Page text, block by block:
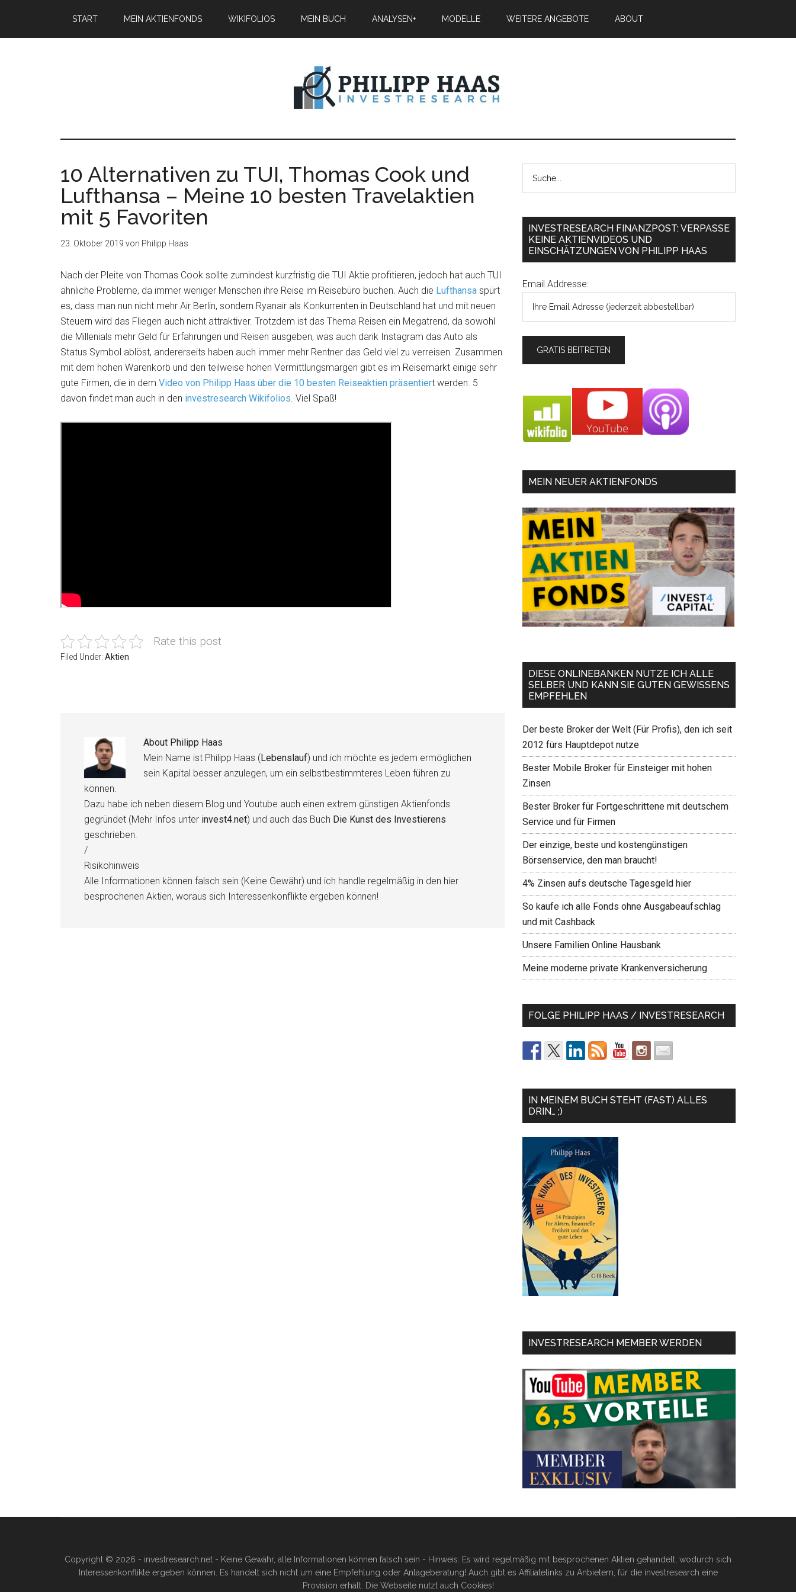
START MEIN AKTIENFONDS WIKIFOLIOS MEIN BUCH ANALYSEN+ MODELLE WEITERE ANGEBOTE ABOUT
10 Alternativen zu TUI, Thomas Cook und
Lufthansa – Meine 10 besten Travelaktien
mit 5 Favoriten
23. Oktober 2019 von Philipp Haas
Nach der Pleite von Thomas Cook sollte zumindest kurzfristig die TUI Aktie profitieren, jedoch hat auch TUI
ähnliche Probleme, da immer weniger Menschen ihre Reise im Reisebüro buchen. Auch die Lufthansa spürt
es, dass man nun nicht mehr Air Berlin, sondern Ryanair als Konkurrenten in Deutschland hat und mit neuen
Steuern wird das Fliegen auch nicht attraktiver. Trotzdem ist das Thema Reisen ein Megatrend, da sowohl
die Millenials mehr Geld für Erfahrungen und Reisen ausgeben, was auch dank Instagram das Auto als
Status Symbol ablöst, andererseits haben auch immer mehr Rentner das Geld viel zu verreisen. Zusammen
mit dem hohen Warenkorb und den teilweise hohen Vermittlungsmargen gibt es im Reisemarkt einige sehr
gute Firmen, die in dem Video von Philipp Haas über die 10 besten Reiseaktien präsentiert werden. 5
davon findet man auch in den investresearch Wikifolios. Viel Spaß!
Rate this post
Filed Under: Aktien
About Philipp Haas
Mein Name ist Philipp Haas (Lebenslauf) und ich möchte es jedem ermöglichen
sein Kapital besser anzulegen, um ein selbstbestimmteres Leben führen zu
können.
Dazu habe ich neben diesem Blog und Youtube auch einen extrem günstigen Aktienfonds
gegründet (Mehr Infos unter invest4.net) und auch das Buch Die Kunst des Investierens
geschrieben.
/
Risikohinweis
Alle Informationen können falsch sein (Keine Gewähr) und ich handle regelmäßig in den hier
besprochenen Aktien, woraus sich Interessenkonflikte ergeben können!
INVESTRESEARCH FINANZPOST: VERPASSE
KEINE AKTIENVIDEOS UND
EINSCHÄTZUNGEN VON PHILIPP HAAS
Email Addresse:
MEIN NEUER AKTIENFONDS
DIESE ONLINEBANKEN NUTZE ICH ALLE
SELBER UND KANN SIE GUTEN GEWISSENS
EMPFEHLEN
Der beste Broker der Welt (Für Profis), den ich seit
2012 fürs Hauptdepot nutze
Bester Mobile Broker für Einsteiger mit hohen
Zinsen
Bester Broker für Fortgeschrittene mit deutschem
Service und für Firmen
Der einzige, beste und kostengünstigen
Börsenservice, den man braucht!
4% Zinsen aufs deutsche Tagesgeld hier
So kaufe ich alle Fonds ohne Ausgabeaufschlag
und mit Cashback
Unsere Familien Online Hausbank
Meine moderne private Krankenversicherung
FOLGE PHILIPP HAAS / INVESTRESEARCH
IN MEINEM BUCH STEHT (FAST) ALLES
DRIN… ;)
INVESTRESEARCH MEMBER WERDEN
Copyright © 2026 - investresearch.net - Keine Gewähr, alle Informationen können falsch sein - Hinweis: Es wird regelmäßig mit besprochenen Aktien gehandelt, wodurch sich
Interessenkonflikte ergeben können. Es handelt sich nicht um eine Empfehlung oder Anlageberatung! Auch gibt es Affiliatelinks zu Anbietern, für die investresearch eine
Provision erhält. Die Webseite nutzt auch Cookies!